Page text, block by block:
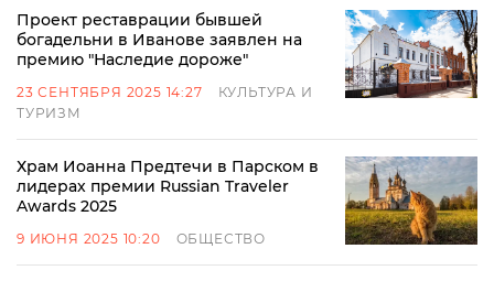
Проект реставрации бывшей
богадельни в Иванове заявлен на
премию "Наследие дороже"
23 СЕНТЯБРЯ 2025 14:27
КУЛЬТУРА И
ТУРИЗМ
Храм Иоанна Предтечи в Парском в
лидерах премии Russian Traveler
Awards 2025
9 ИЮНЯ 2025 10:20 ОБЩЕСТВО